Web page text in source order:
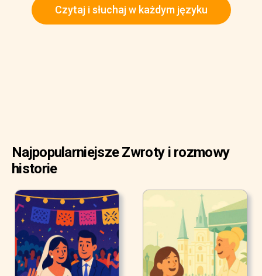
Czytaj i słuchaj w każdym języku
Najpopularniejsze Zwroty i rozmowy
historie